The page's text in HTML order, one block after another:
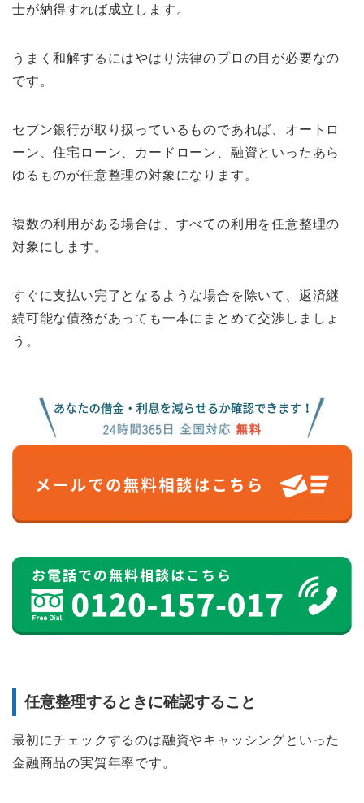
士が納得すれば成立します。
うまく和解するにはやはり法律のプロの目が必要なの
です。
セブン銀行が取り扱っているものであれば、オートロ
ーン、住宅ローン、カードローン、融資といったあら
ゆるものが任意整理の対象になります。
複数の利用がある場合は、すべての利用を任意整理の
対象にします。
すぐに支払い完了となるような場合を除いて、返済継
続可能な債務があっても一本にまとめて交渉しましょ
う。
任意整理するときに確認すること
最初にチェックするのは融資やキャッシングといった
金融商品の実質年率です。